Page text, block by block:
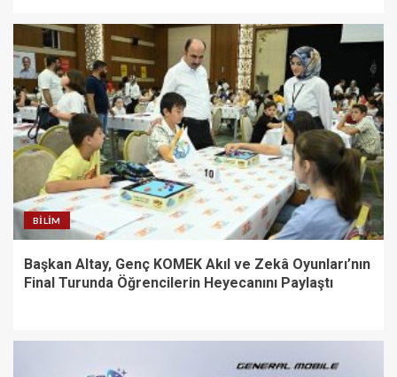
BILIM
Başkan Altay, Genç KOMEK Akıl ve Zekâ Oyunları’nın
Final Turunda Öğrencilerin Heyecanını Paylaştı